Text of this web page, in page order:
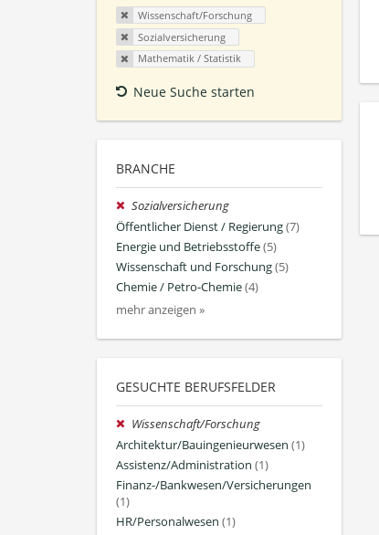
Wissenschaft/Forschung
Sozialversicherung
Mathematik / Statistik
Neue Suche starten
BRANCHE
Sozialversicherung
Öffentlicher Dienst / Regierung(7)
Energie und Betriebsstoffe(5)
Wissenschaft und Forschung(5)
Chemie / Petro-Chemie(4)
mehr anzeigen »
GESUCHTE BERUFSFELDER
Wissenschaft/Forschung
Architektur/Bauingenieurwesen (1)
Assistenz/Administration (1)
Finanz-/Bankwesen/Versicherungen
(1)
HR/Personalwesen (1)